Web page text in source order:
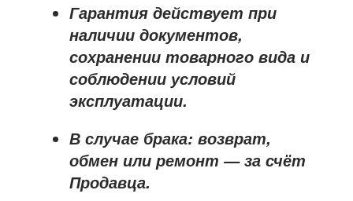
Гарантия действует при
наличии документов,
сохранении товарного вида и
соблюдении условий
эксплуатации.
В случае брака: возврат,
обмен или ремонт —за счёт
Продавца.